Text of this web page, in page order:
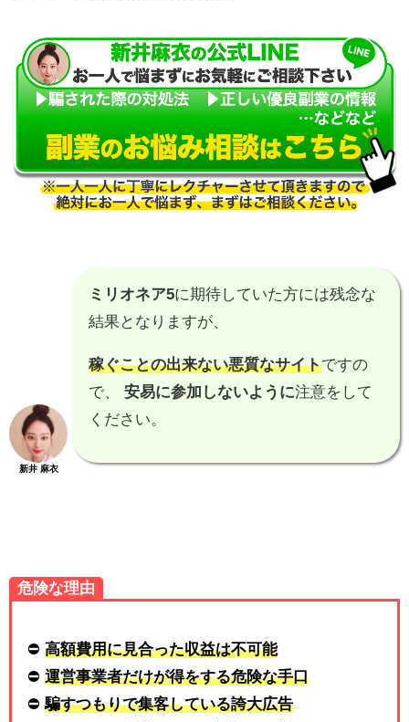
新井 麻衣
ミリオネア5に期待していた方には残念な
結果となりますが、
稼ぐことの出来ない悪質なサイトですの
で、 安易に参加しないように注意をして
ください。
危険な理由
⛔ 高額費用に見合った収益は不可能
⛔ 運営事業者だけが得をする危険な手口
⛔騙すつもりで集客している誇大広告